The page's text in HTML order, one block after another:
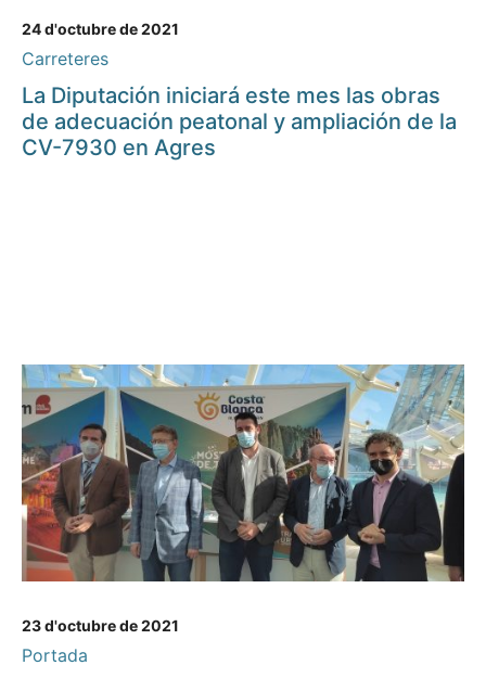
24 d'octubre de 2021
Carreteres
La Diputación iniciará este mes las obras
de adecuación peatonal y ampliación de la
CV-7930 en Agres
23 d'octubre de 2021
Portada